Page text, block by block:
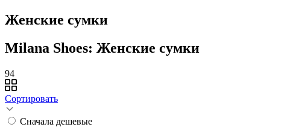
Женские сумки
Milana Shoes: Женские сумки
94
Сортировать
Сначала дешевые